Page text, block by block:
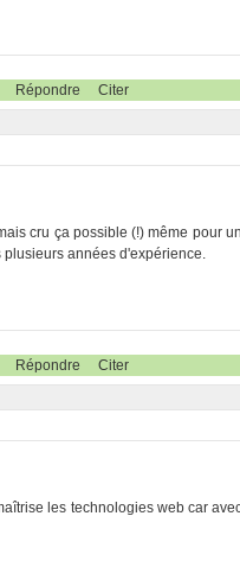
Répondre Citer
cru ça possible (!) même pour
années d'expérience.
Répondre Citer
les technologies web car